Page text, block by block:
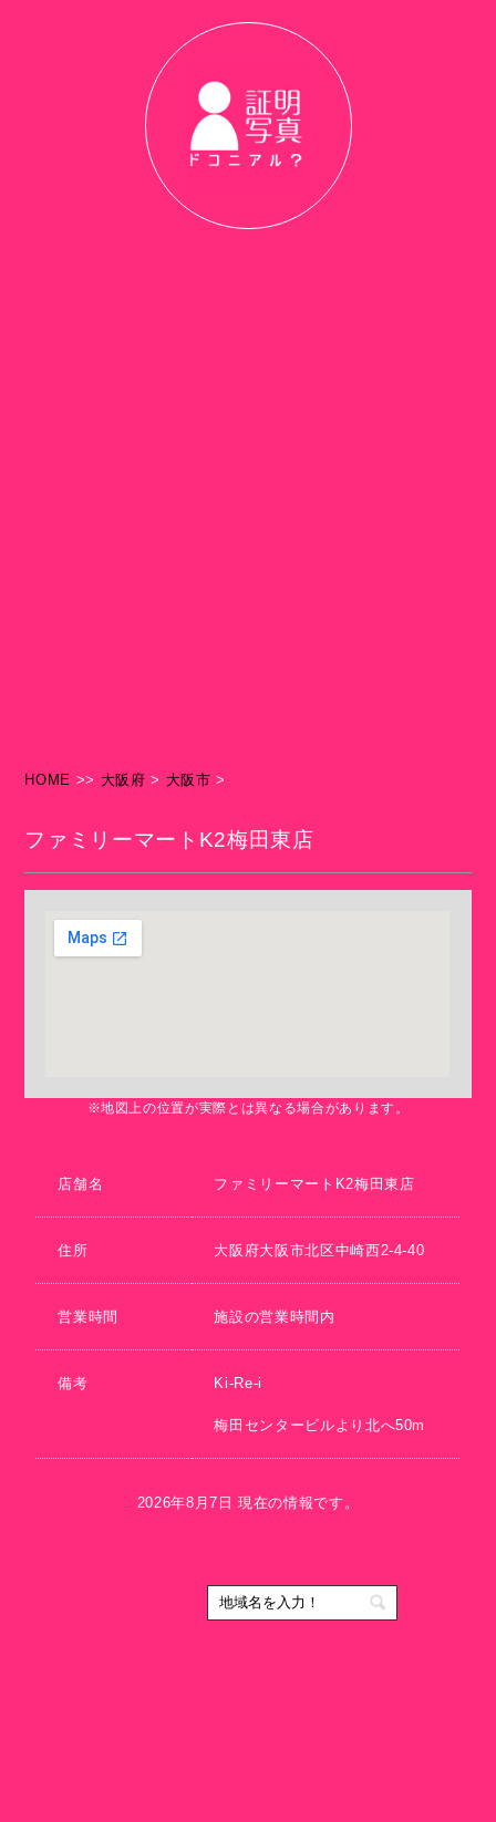
HOME >> 大阪府 > 大阪市 >
ファミリーマートK2梅田東店
※地図上の位置が実際とは異なる場合があります。
店舗名 ファミリーマートK2梅田東店
住所 大阪府大阪市北区中崎西2-4-40
営業時間 施設の営業時間内
備考 Ki-Re-i
梅田センタービルより北へ50m
2026年8月7日 現在の情報です。